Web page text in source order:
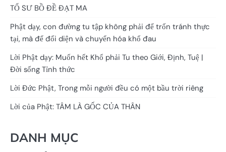
TỔ SƯ BỒ ĐỀ ĐẠT MA
Phật dạy, con đường tu tập không phải để trốn tránh thực
tại, mà để đối diện và chuyển hóa khổ đau
Lời Phật dạy: Muốn hết Khổ phải Tu theo Giới, Định, Tuệ |
Đời sống Tỉnh thức
Lời Đức Phật, Trong mỗi người đều có một bầu trời riêng
Lời của Phật: TÂM LÀ GỐC CỦA THÂN
DANH MỤC